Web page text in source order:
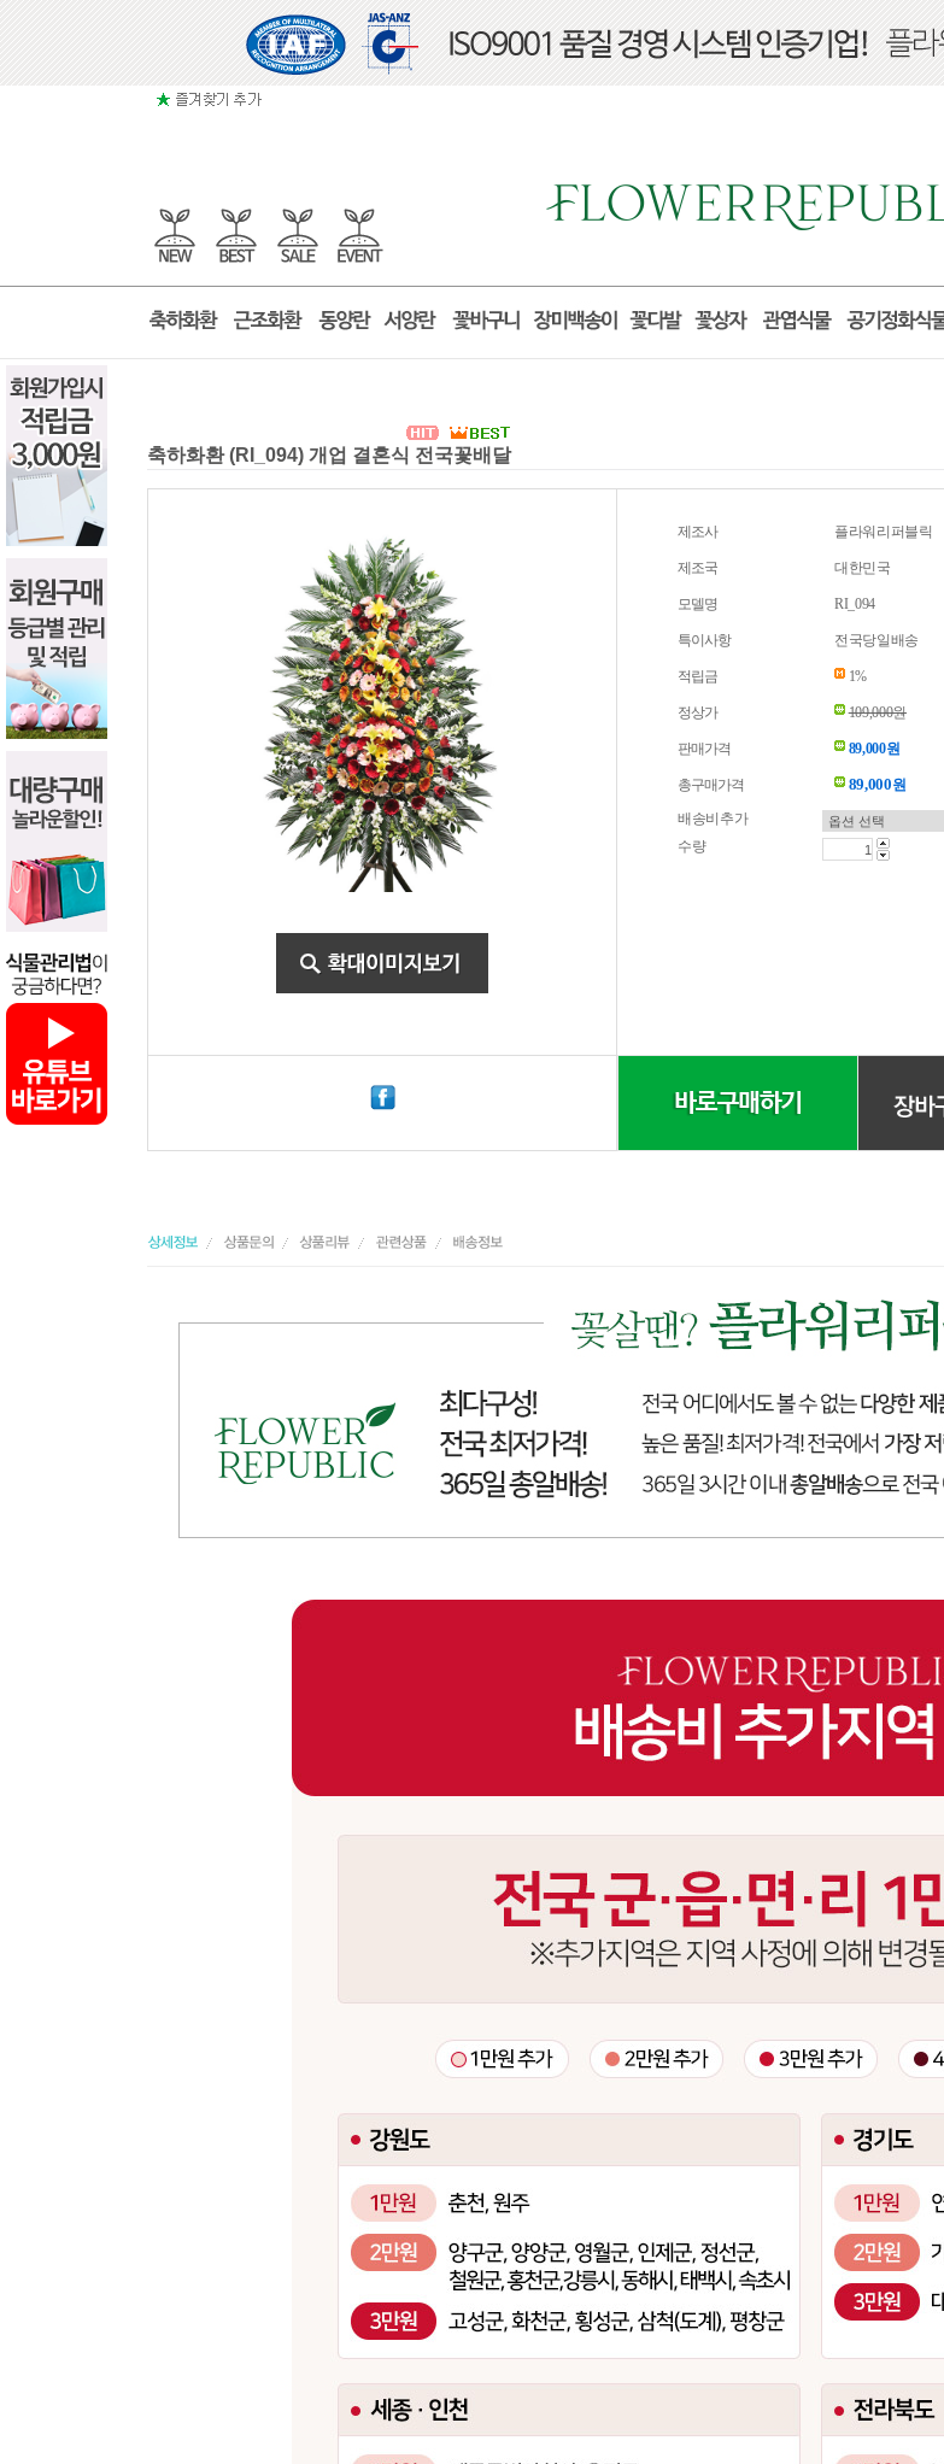
축하화환 (RI_094) 개업 결혼식 전국꽃배달
제조사 플라워리퍼블릭
제조국 대한민국
모델명 RI_094
특이사항 전국당일배송
적립금 1%
정상가 109,000원
판매가격 89,000원
총구매가격 89,000원
배송비추가
수량